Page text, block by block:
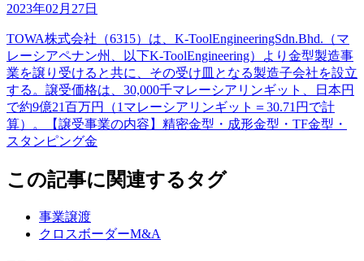
2023年02月27日
TOWA株式会社（6315）は、K-ToolEngineeringSdn.Bhd.（マ
レーシアペナン州、以下K-ToolEngineering）より金型製造事
業を譲り受けると共に、その受け皿となる製造子会社を設立
する。譲受価格は、30,000千マレーシアリンギット、日本円
で約9億21百万円（1マレーシアリンギット＝30.71円で計
算）。【譲受事業の内容】精密金型・成形金型・TF金型・
スタンピング金
この記事に関連するタグ
事業譲渡
クロスボーダーM&A